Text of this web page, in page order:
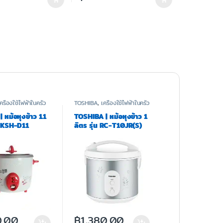
รื่องใช้ไฟฟ้าในครัว
หม้อหุงข้าว 1.1
D11
TOSHIBA,เครื่องใช้ไฟฟ้าในครัว
TOSHIBA | หม้อหุงข้าว 1
ลิตร รุ่น RC-T10JR(S)